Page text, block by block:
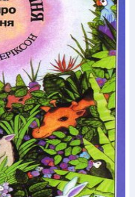
ВідеоГалантерея
Сумки Біжутерія
Вироби з дерева
з сріблаКартини
МагнітиМеталеві
ігриПакети
виробиХустки
РепринтиСвічки
Головні убори
ігри
Пазли